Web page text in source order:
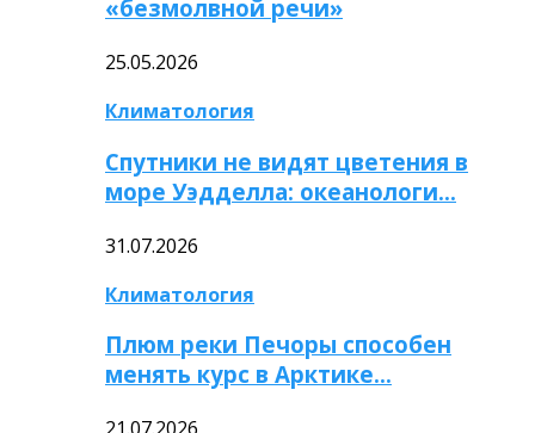
«безмолвной речи»
25.05.2026
Климатология
Спутники не видят цветения в
море Уэдделла: океанологи…
31.07.2026
Климатология
Плюм реки Печоры способен
менять курс в Арктике…